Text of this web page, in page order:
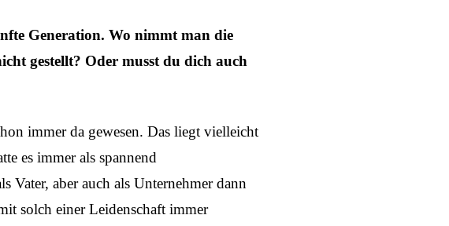
Generation. Wo nimmt man die
gestellt? Oder musst du dich auch
immer da gewesen. Das liegt vielleicht
es immer als spannend
Vater, aber auch als Unternehmer dann
solch einer Leidenschaft immer